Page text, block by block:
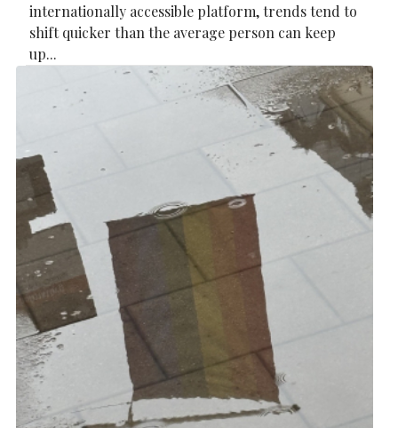
internationally accessible platform, trends tend to
shift quicker than the average person can keep
up...